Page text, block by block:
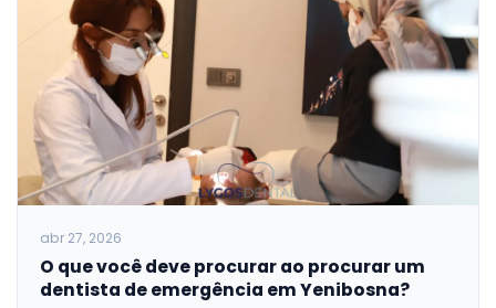
abr 27, 2026
O que você deve procurar ao procurar um
dentista de emergência em Yenibosna?